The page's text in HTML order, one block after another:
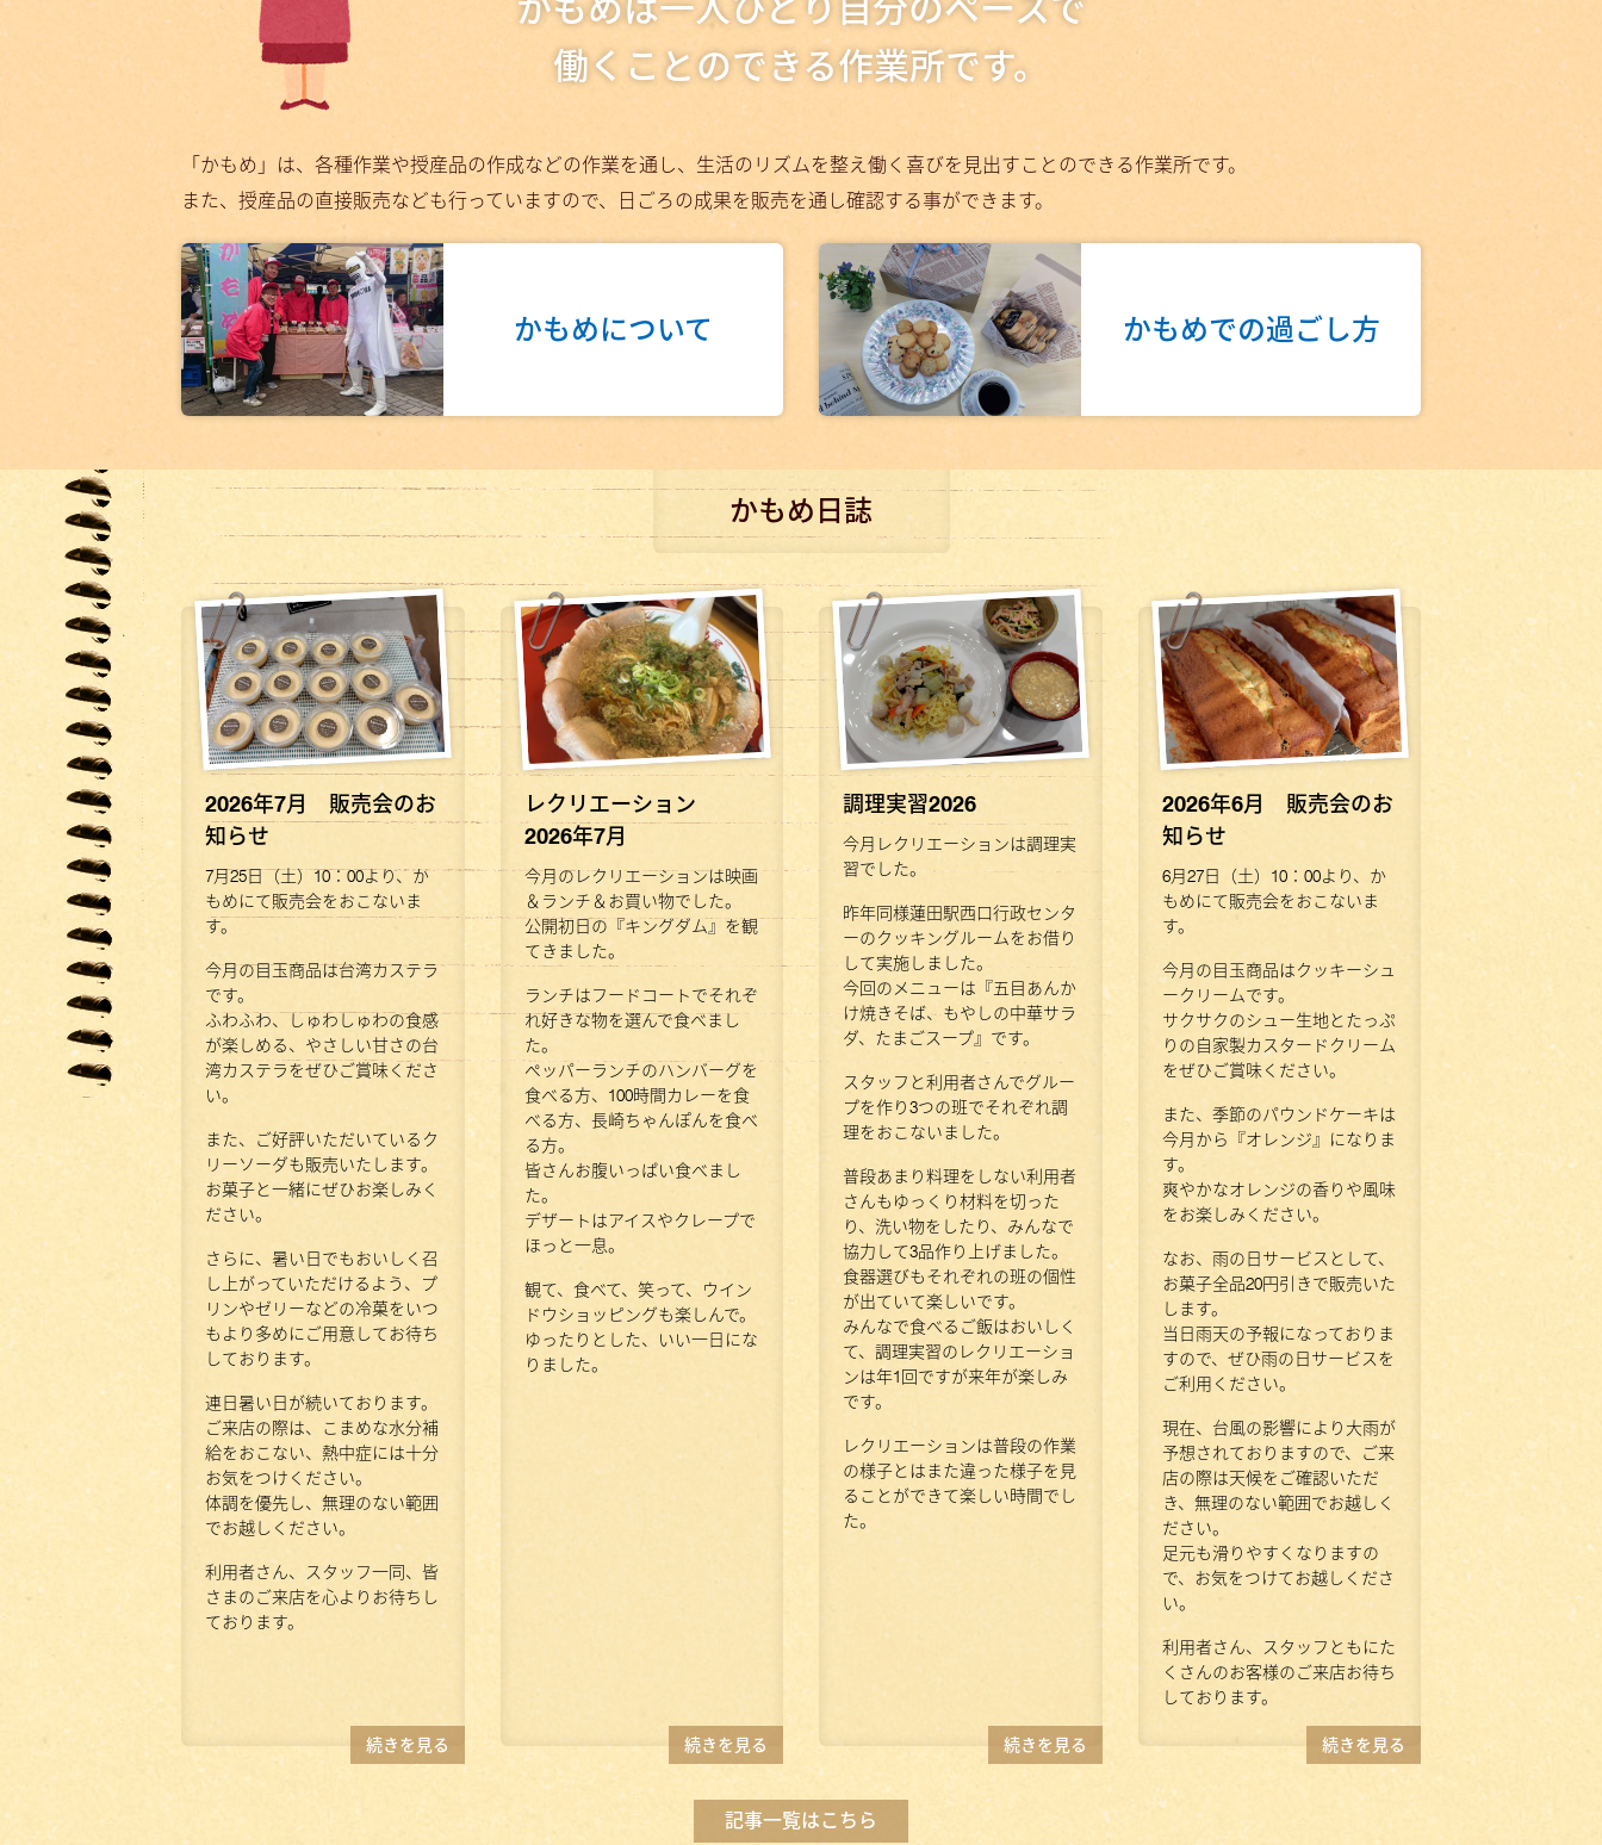
働くことのできる作業所です。
「かもめ」は、各種作業や授産品の作成などの作業を通し、生活のリズムを整え働く喜びを見出すことのできる作業所です。
また、授産品の直接販売なども行っていますので、日ごろの成果を販売を通し確認する事ができます。
かもめについて かもめでの過ごし方
かもめ日誌
2026年7月 販売会のお
知らせ
7月25日（土）10：00より、か
もめにて販売会をおこないま
す。
今月の目玉商品は台湾カステラ
です。
ふわふわ、しゅわしゅわの食感
が楽しめる、やさしい甘さの台
湾カステラをぜひご賞味くださ
い。
また、ご好評いただいているク
リーソーダも販売いたします。
お菓子と一緒にぜひお楽しみく
ださい。
さらに、暑い日でもおいしく召
し上がっていただけるよう、プ
リンやゼリーなどの冷菓をいつ
もより多めにご用意してお待ち
しております。
連日暑い日が続いております。
ご来店の際は、こまめな水分補
給をおこない、熱中症には十分
お気をつけください。
体調を優先し、無理のない範囲
でお越しください。
利用者さん、スタッフ一同、皆
さまのご来店を心よりお待ちし
ております。
続きを見る
レクリエーション
2026年7月
今月のレクリエーションは映画
＆ランチ＆お買い物でした。
公開初日の『キングダム』を観
てきました。
ランチはフードコートでそれぞ
れ好きな物を選んで食べまし
た。
ペッパーランチのハンバーグを
食べる方、100時間カレーを食
べる方、長崎ちゃんぽんを食べ
る方。
皆さんお腹いっぱい食べまし
た。
デザートはアイスやクレープで
ほっと一息。
観て、食べて、笑って、ウイン
ドウショッピングも楽しんで。
ゆったりとした、いい一日にな
りました。
続きを見る
調理実習2026
今月レクリエーションは調理実
習でした。
昨年同様蓮田駅西口行政センタ
ーのクッキングルームをお借り
して実施しました。
今回のメニューは『五目あんか
け焼きそば、もやしの中華サラ
ダ、たまごスープ』です。
スタッフと利用者さんでグルー
プを作り3つの班でそれぞれ調
理をおこないました。
普段あまり料理をしない利用者
さんもゆっくり材料を切った
り、洗い物をしたり、みんなで
協力して3品作り上げました。
食器選びもそれぞれの班の個性
が出ていて楽しいです。
みんなで食べるご飯はおいしく
て、調理実習のレクリエーショ
ンは年1回ですが来年が楽しみ
です。
レクリエーションは普段の作業
の様子とはまた違った様子を見
ることができて楽しい時間でし
た。
続きを見る
2026年6月 販売会のお
知らせ
6月27日（土）10：00より、か
もめにて販売会をおこないま
す。
今月の目玉商品はクッキーシュ
ークリームです。
サクサクのシュー生地とたっぷ
りの自家製カスタードクリーム
をぜひご賞味ください。
また、季節のパウンドケーキは
今月から『オレンジ』になりま
す。
爽やかなオレンジの香りや風味
をお楽しみください。
なお、雨の日サービスとして、
お菓子全品20円引きで販売いた
します。
当日雨天の予報になっておりま
すので、ぜひ雨の日サービスを
ご利用ください。
現在、台風の影響により大雨が
予想されておりますので、ご来
店の際は天候をご確認いただ
き、無理のない範囲でお越しく
ださい。
足元も滑りやすくなりますの
で、お気をつけてお越しくださ
い。
利用者さん、スタッフともにた
くさんのお客様のご来店お待ち
しております。
続きを見る
記事一覧はこちら